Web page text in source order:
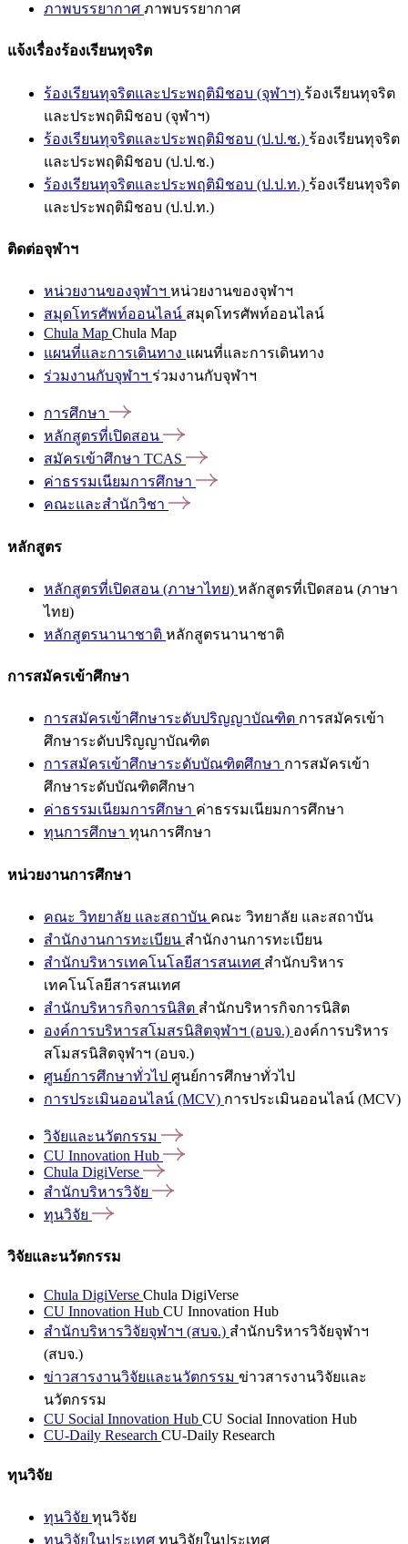
ภาพบรรยากาศ ภาพบรรยากาศ
แจ้งเรื่องร้องเรียนทุจริต
ร้องเรียนทุจริตและประพฤติมิชอบ (จุฬาฯ) ร้องเรียนทุจริต
และประพฤติมิชอบ (จุฬาฯ)
ร้องเรียนทุจริตและประพฤติมิชอบ (ป.ป.ช.) ร้องเรียนทุจริต
และประพฤติมิชอบ (ป.ป.ช.)
ร้องเรียนทุจริตและประพฤติมิชอบ (ป.ป.ท.) ร้องเรียนทุจริต
และประพฤติมิชอบ (ป.ป.ท.)
ติดต่อจุฬาฯ
หน่วยงานของจุฬาฯ หน่วยงานของจุฬาฯ
สมุดโทรศัพท์ออนไลน์ สมุดโทรศัพท์ออนไลน์
Chula Map Chula Map
แผนที่และการเดินทาง แผนที่และการเดินทาง
ร่วมงานกับจุฬาฯ ร่วมงานกับจุฬาฯ
การศึกษา
หลักสูตรที่เปิดสอน
สมัครเข้าศึกษา TCAS
ค่าธรรมเนียมการศึกษา
คณะและสำนักวิชา
หลักสูตร
หลักสูตรที่เปิดสอน (ภาษาไทย) หลักสูตรที่เปิดสอน (ภาษา
ไทย)
หลักสูตรนานาชาติ หลักสูตรนานาชาติ
การสมัครเข้าศึกษา
การสมัครเข้าศึกษาระดับปริญญาบัณฑิต การสมัครเข้า
ศึกษาระดับปริญญาบัณฑิต
การสมัครเข้าศึกษาระดับบัณฑิตศึกษา การสมัครเข้า
ศึกษาระดับบัณฑิตศึกษา
ค่าธรรมเนียมการศึกษา ค่าธรรมเนียมการศึกษา
ทุนการศึกษา ทุนการศึกษา
หน่วยงานการศึกษา
คณะ วิทยาลัย และสถาบัน คณะ วิทยาลัย และสถาบัน
สำนักงานการทะเบียน สำนักงานการทะเบียน
สำนักบริหารเทคโนโลยีสารสนเทศ สำนักบริหาร
เทคโนโลยีสารสนเทศ
สำนักบริหารกิจการนิสิต สำนักบริหารกิจการนิสิต
องค์การบริหารสโมสรนิสิตจุฬาฯ (อบจ.) องค์การบริหาร
สโมสรนิสิตจุฬาฯ (อบจ.)
ศูนย์การศึกษาทั่วไป ศูนย์การศึกษาทั่วไป
การประเมินออนไลน์ (MCV) การประเมินออนไลน์ (MCV)
วิจัยและนวัตกรรม
CU Innovation Hub
Chula DigiVerse
สำนักบริหารวิจัย
ทุนวิจัย
วิจัยและนวัตกรรม
Chula DigiVerse Chula DigiVerse
CU Innovation Hub CU Innovation Hub
สำนักบริหารวิจัยจุฬาฯ (สบจ.) สำนักบริหารวิจัยจุฬาฯ
(สบจ.)
ข่าวสารงานวิจัยและนวัตกรรม ข่าวสารงานวิจัยและ
นวัตกรรม
CU Social Innovation Hub CU Social Innovation Hub
CU-Daily Research CU-Daily Research
ทุนวิจัย
ทุนวิจัย ทุนวิจัย
ทุนวิจัยในประเทศ ทุนวิจัยในประเทศ